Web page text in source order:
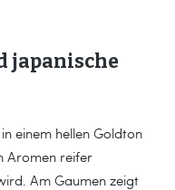
japanische
einem hellen Goldton
Aromen reifer
Am Gaumen zeigt